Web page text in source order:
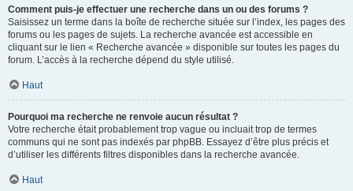
Comment puis-je effectuer une recherche dans un ou des forums ?
Saisissez un terme dans la boîte de recherche située sur l’index, les pages des
forums ou les pages de sujets. La recherche avancée est accessible en
cliquant sur le lien « Recherche avancée » disponible sur toutes les pages du
forum. L’accès à la recherche dépend du style utilisé.
Haut
Pourquoi ma recherche ne renvoie aucun résultat ?
Votre recherche était probablement trop vague ou incluait trop de termes
communs qui ne sont pas indexés par phpBB. Essayez d’être plus précis et
d’utiliser les différents filtres disponibles dans la recherche avancée.
Haut